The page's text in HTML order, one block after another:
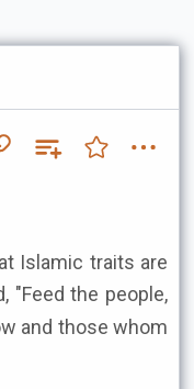
Islamic traits are
and those whom